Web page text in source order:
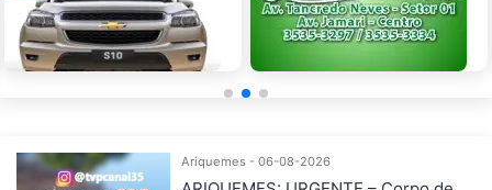
Ariquemes - 06-08-2026